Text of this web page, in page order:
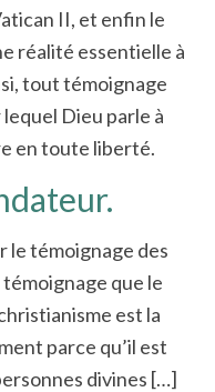
II, et enfin le
réalité essentielle à
tout témoignage
Dieu parle à
en toute liberté.
le témoignage des
que le
est la
parce qu’il est
divines […]